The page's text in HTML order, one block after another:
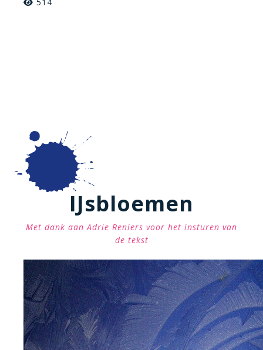
IJsbloemen
Met dank aan Adrie Reniers voor het insturen van
de tekst